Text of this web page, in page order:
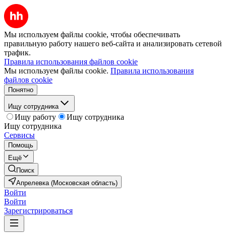
Мы используем файлы cookie, чтобы обеспечивать
правильную работу нашего веб-сайта и анализировать сетевой
трафик.
Правила использования файлов cookie
Мы используем файлы cookie. Правила использования
файлов cookie
Понятно
Ищу сотрудника
Ищу работу
Ищу сотрудника
Ищу сотрудника
Сервисы
Помощь
Ещё
Поиск
Апрелевка (Московская область)
Войти
Войти
Зарегистрироваться